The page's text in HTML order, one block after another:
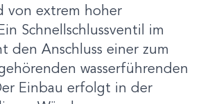
von extrem hoher
Schnellschlussventil im
den Anschluss einer zum
wasserführenden
Einbau erfolgt in der